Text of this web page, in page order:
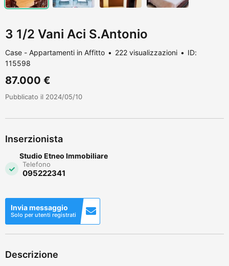
3 1/2 Vani Aci S.Antonio
Case - Appartamenti in Affitto 222 visualizzazioni
ID:
115598
87.000 €
Pubblicato il 2024/05/10
Inserzionista
Studio Etneo Immobiliare
Telefono
095222341
Invia messaggio
Solo per utenti registrati
Descrizione